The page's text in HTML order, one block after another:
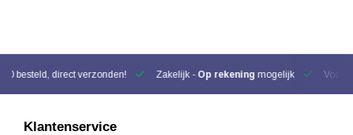
besteld, direct verzonden! Zakelijk - Op rekening mogelijk Voor
Klantenservice